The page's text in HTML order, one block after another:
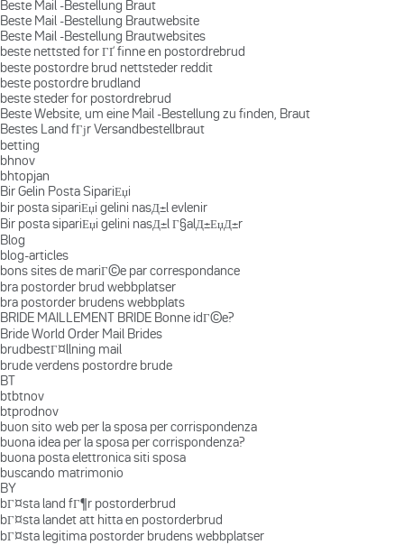
Beste Mail -Bestellung Braut
Beste Mail -Bestellung Brautwebsite
Beste Mail -Bestellung Brautwebsites
beste nettsted for ГҐ finne en postordrebrud
beste postordre brud nettsteder reddit
beste postordre brudland
beste steder for postordrebrud
Beste Website, um eine Mail -Bestellung zu finden, Braut
Bestes Land fГјr Versandbestellbraut
betting
bhnov
bhtopjan
Bir Gelin Posta SipariЕџi
bir posta sipariЕџi gelini nasД±l evlenir
Bir posta sipariЕџi gelini nasД±l Г§alД±ЕџД±r
Blog
blog-articles
bons sites de mariГ©e par correspondance
bra postorder brud webbplatser
bra postorder brudens webbplats
BRIDE MAILLEMENT BRIDE Bonne idГ©e?
Bride World Order Mail Brides
brudbestГ¤llning mail
brude verdens postordre brude
BT
btbtnov
btprodnov
buon sito web per la sposa per corrispondenza
buona idea per la sposa per corrispondenza?
buona posta elettronica siti sposa
buscando matrimonio
BY
bГ¤sta land fГ¶r postorderbrud
bГ¤sta landet att hitta en postorderbrud
bГ¤sta legitima postorder brudens webbplatser